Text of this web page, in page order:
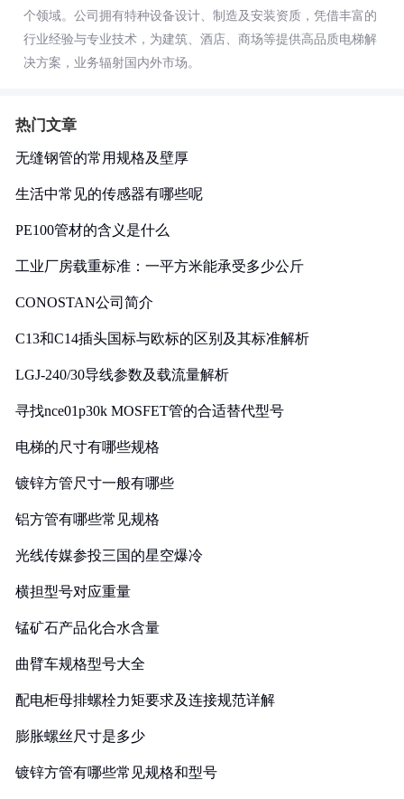
个领域。公司拥有特种设备设计、制造及安装资质，凭借丰富的
行业经验与专业技术，为建筑、酒店、商场等提供高品质电梯解
决方案，业务辐射国内外市场。
热门文章
无缝钢管的常用规格及壁厚
生活中常见的传感器有哪些呢
PE100管材的含义是什么
工业厂房载重标准：一平方米能承受多少公斤
CONOSTAN公司简介
C13和C14插头国标与欧标的区别及其标准解析
LGJ-240/30导线参数及载流量解析
寻找nce01p30k MOSFET管的合适替代型号
电梯的尺寸有哪些规格
镀锌方管尺寸一般有哪些
铝方管有哪些常见规格
光线传媒参投三国的星空爆冷
横担型号对应重量
锰矿石产品化合水含量
曲臂车规格型号大全
配电柜母排螺栓力矩要求及连接规范详解
膨胀螺丝尺寸是多少
镀锌方管有哪些常见规格和型号